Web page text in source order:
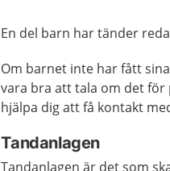
En del barn har tänder
Om barnet inte har fått
vara bra att tala om det för
hjälpa dig att få kontakt
Tandanlagen
Tandanlagen är det som